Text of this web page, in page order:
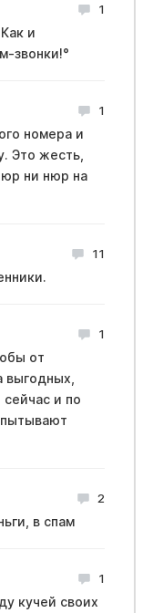
1
и
звонки!°
1
номера и
Это жесть,
юр ни нюр на
11
1
от
выгодных,
и по
2
в спам
1
кучей своих